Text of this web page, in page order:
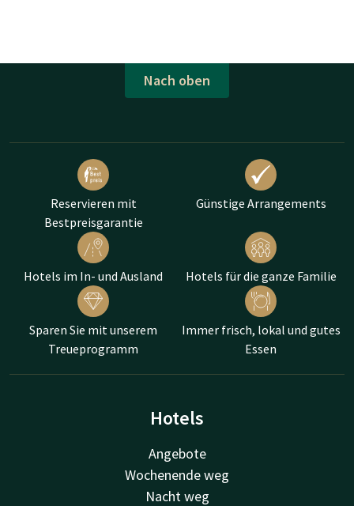
Nach oben
Reservieren mit
Bestpreisgarantie
Günstige Arrangements
Hotels im In- und Ausland Hotels für die ganze Familie
Sparen Sie mit unserem
Treueprogramm
Immer frisch, lokal und gutes
Essen
Hotels
Angebote
Wochenende weg
Nacht weg